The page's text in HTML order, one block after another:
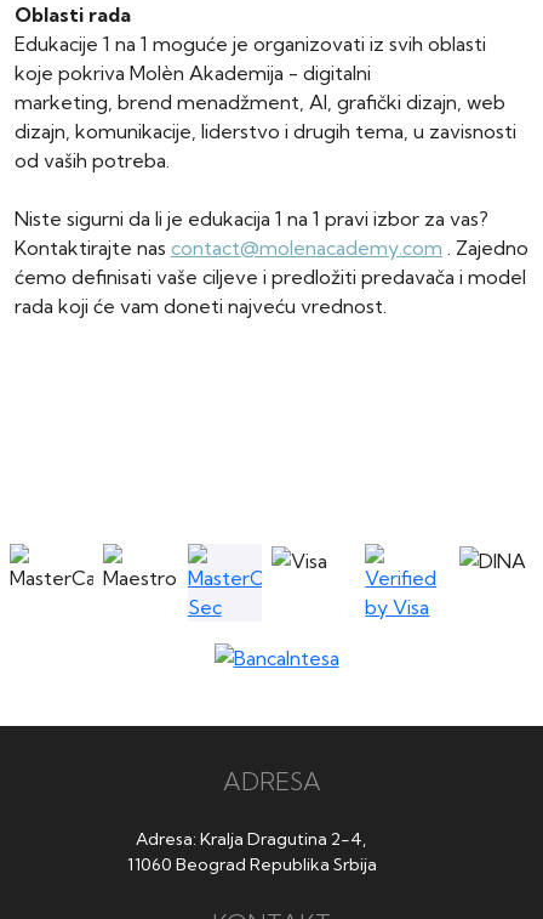
Oblasti rada
Edukacije 1 na 1 moguće je organizovati iz svih oblasti
koje pokriva Molèn Akademija - digitalni
marketing, brend menadžment, AI, grafički dizajn, web
dizajn, komunikacije, liderstvo i drugih tema, u zavisnosti
od vaših potreba.
Niste sigurni da li je edukacija 1 na 1 pravi izbor za vas?
Kontaktirajte nas contact@molenacademy.com . Zajedno
ćemo definisati vaše ciljeve i predložiti predavača i model
rada koji će vam doneti najveću vrednost.
ADRESA
Adresa: Kralja Dragutina 2-4,
11060 Beograd Republika Srbija